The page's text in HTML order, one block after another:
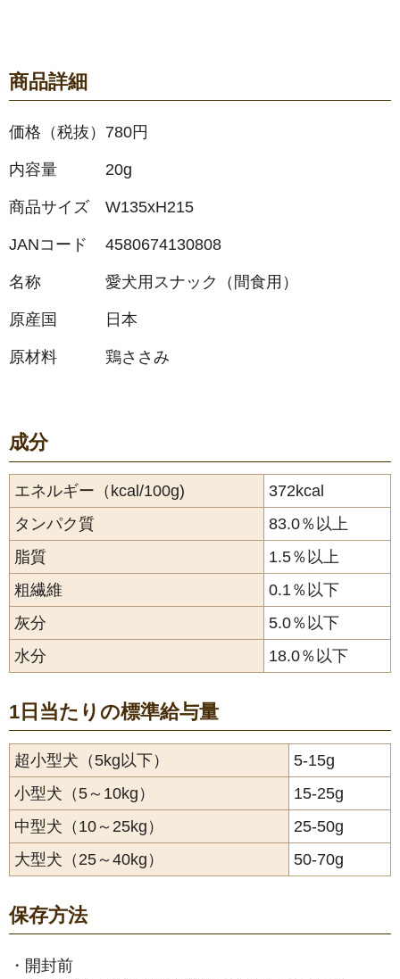
商品詳細
価格（税抜） 780円
内容量 20g
商品サイズ W135xH215
JANコード 4580674130808
名称 愛犬用スナック（間食用）
原産国 日本
原材料 鶏ささみ
成分
エネルギー（kcal/100g)
372kcal
タンパク質
83.0％以上
脂質
1.5％以上
粗繊維
0.1％以下
灰分
5.0％以下
水分
18.0％以下
1日当たりの標準給与量
超小型犬（5kg以下）
5-15g
小型犬（5～10kg）
15-25g
中型犬（10～25kg）
25-50g
大型犬（25～40kg）
50-70g
保存方法
・ 開封前